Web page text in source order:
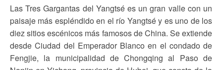
Las Tres Gargantas del Yangtsé es un gran valle con un
paisaje más espléndido en el río Yangtsé y es uno de los
diez sitios escénicos más famosos de China. Se extiende
desde Ciudad del Emperador Blanco en el condado de
Fengjie, la municipalidad de Chongqing al Paso de